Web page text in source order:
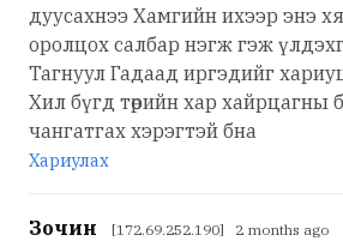
дуусахнээ Хамгийн ихээр энэ
оролцох салбар нэгж гэж
Тагнуул Гадаад иргэдийг
Хил бүгд төрийн хар хайрцагны
чангатгах хэрэгтэй бна
Хариулах
Зочин [172.69.252.190] 2 months ago